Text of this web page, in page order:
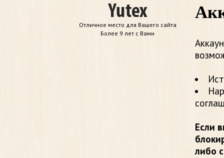
Отличное место для Вашего сайта
Более 9 лет с Вами
Если
либо